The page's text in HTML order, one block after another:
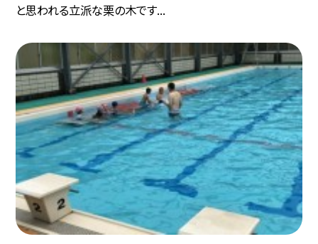
と思われる立派な栗の木です...